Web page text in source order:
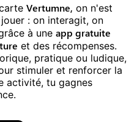
Vertumne, on n'est
: on interagit, on
à une app gratuite
et des récompenses.
pratique ou ludique,
stimuler et renforcer la
activité, tu gagnes